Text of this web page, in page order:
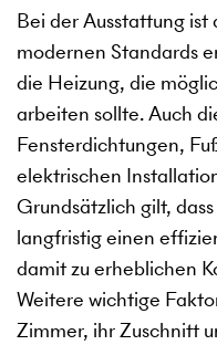
Bei der Ausstattung ist
modernen Standards
die Heizung, die
arbeiten sollte. Auch
Fensterdichtungen,
elektrischen
Grundsätzlich gilt,
langfristig einen
damit zu erheblichen
Weitere wichtige
Zimmer, ihr Zuschnitt